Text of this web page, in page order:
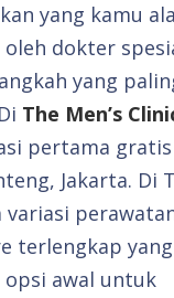
yang kamu
oleh dokter
yang
The Men’s
pertama gratis
Jakarta. Di
variasi
terlengkap
opsi awal untuk